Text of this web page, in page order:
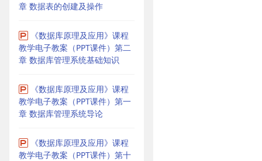
章 数据表的创建及操作
《数据库原理及应用》课程
教学电子教案（PPT课件）第二
章 数据库管理系统基础知识
《数据库原理及应用》课程
教学电子教案（PPT课件）第一
章 数据库管理系统导论
《数据库原理及应用》课程
教学电子教案（PPT课件）第十